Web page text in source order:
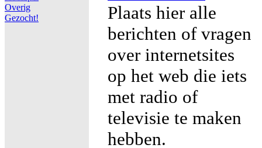
Overig
Gezocht!
Plaats hier alle
berichten of vragen
over internetsites
op het web die iets
met radio of
televisie te maken
hebben.